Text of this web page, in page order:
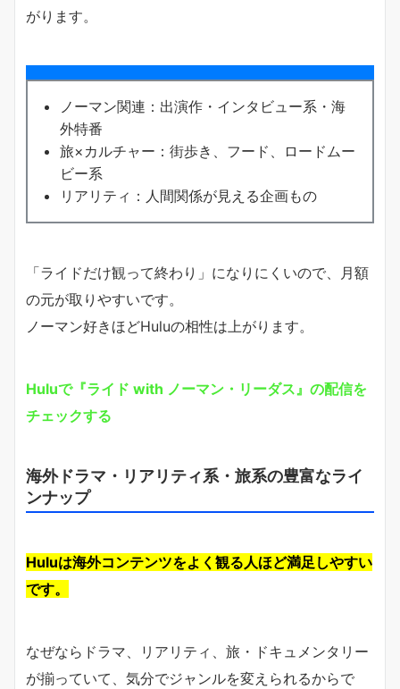
がります。
ノーマン関連：出演作・インタビュー系・海
外特番
旅×カルチャー：街歩き、フード、ロードムー
ビー系
リアリティ：人間関係が見える企画もの
「ライドだけ観って終わり」になりにくいので、月額
の元が取りやすいです。
ノーマン好きほどHuluの相性は上がります。
Huluで『ライド with ノーマン・リーダス』の配信を
チェックする
海外ドラマ・リアリティ系・旅系の豊富なライ
ンナップ
Huluは海外コンテンツをよく観る人ほど満足しやすい
です。
なぜならドラマ、リアリティ、旅・ドキュメンタリー
が揃っていて、気分でジャンルを変えられるからで